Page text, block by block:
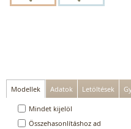
Modellek Adatok Letöltések
Mindet kijelöl
Összehasonlításhoz ad